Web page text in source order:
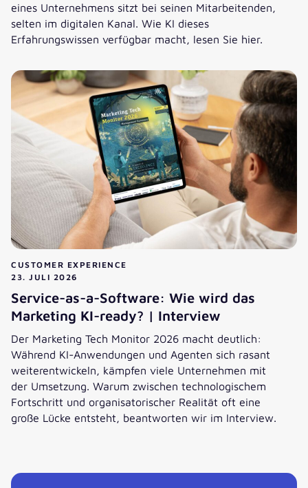
eines Unternehmens sitzt bei seinen Mitarbeitenden,
selten im digitalen Kanal. Wie KI dieses
Erfahrungswissen verfügbar macht, lesen Sie hier.
CUSTOMER EXPERIENCE
23. JULI 2026
Service-as-a-Software: Wie wird das
Marketing KI-ready? | Interview
Der Marketing Tech Monitor 2026 macht deutlich:
Während KI-Anwendungen und Agenten sich rasant
weiterentwickeln, kämpfen viele Unternehmen mit
der Umsetzung. Warum zwischen technologischem
Fortschritt und organisatorischer Realität oft eine
große Lücke entsteht, beantworten wir im Interview.